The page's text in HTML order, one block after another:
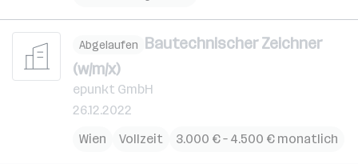
Abgelaufen Bautechnischer Zeichner
(w/m/x)
epunkt GmbH
26.12.2022
Wien
Vollzeit 3.000 € – 4.500 € monatlich